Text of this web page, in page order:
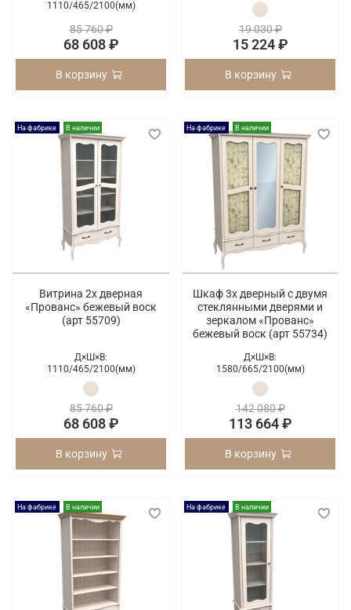
1110/465/2100(мм)
85 760 ₽
68 608 ₽
В корзину
19 030 ₽
15 224 ₽
В корзину
На фабрике В наличии
Витрина 2х дверная
«Прованс» бежевый воск
(арт 55709)
Д×Ш×В:
1110/465/2100(мм)
85 760 ₽
68 608 ₽
В корзину
На фабрике В наличии
Шкаф 3х дверный с двумя
стеклянными дверями и
зеркалом «Прованс»
бежевый воск (арт 55734)
Д×Ш×В:
1580/665/2100(мм)
142 080 ₽
113 664 ₽
В корзину
На фабрике В наличии На фабрике В наличии